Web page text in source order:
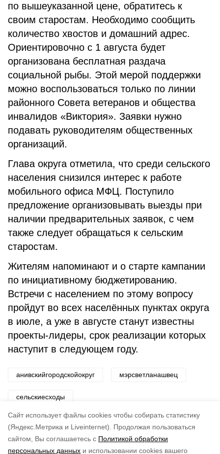
Cайт использует файлы cookies чтобы собирать статистику
(Яндекс.Метрика и Liveinternet).
Продолжая пользоваться
сайтом, Вы соглашаетесь с Политикой обработки
персональных данных и использовании cookies вашего
по вышеуказанной цене, обратитесь к
своим старостам. Необходимо сообщить
количество хвостов и домашний адрес.
Ориентировочно с 1 августа будет
организована бесплатная раздача
социальной рыбы. Этой мерой поддержки
можно воспользоваться только по линии
районного Совета ветеранов и общества
инвалидов «Виктория». Заявки нужно
подавать руководителям общественных
организаций.
Глава округа отметила, что среди сельского
населения снизился интерес к работе
мобильного офиса МФЦ. Поступило
предложение организовывать выезды при
наличии предварительных заявок, с чем
также следует обращаться к сельским
старостам.
Жителям напоминают и о старте кампании
по инициативному бюджетированию.
Встречи с населением по этому вопросу
пройдут во всех населённых пунктах округа
в июле, а уже в августе станут известны
проекты-лидеры, срок реализации которых
наступит в следующем году.
анивскийгородскойокруг мэрсветланашвец
сельскиесходы
Авторы: Ирина Спиридонова